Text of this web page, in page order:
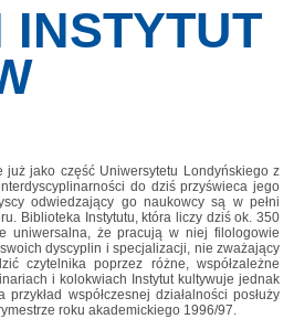
jako część Uniwersytetu Londyńskiego z
do dziś przyświeca jego
odwiedzający go naukowcy są w pełni
Biblioteka Instytutu, która liczy dziś ok. 350
uniwersalna, że pracują w niej filologowie
dyscyplin i specjalizacji, nie zważający
czytelnika poprzez różne, współzależne
i kolokwiach Instytut kultywuje jednak
współczesnej działalności posłuży
roku akademickiego 1996/97.